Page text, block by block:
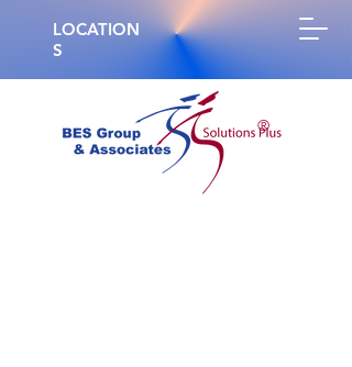
LOCATION
S
®